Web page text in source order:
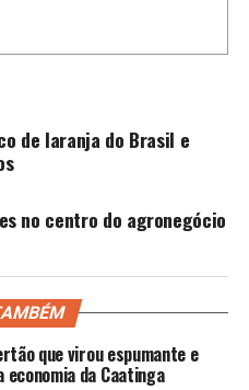
de laranja do Brasil e
no centro do agronegócio
que virou espumante e
economia da Caatinga